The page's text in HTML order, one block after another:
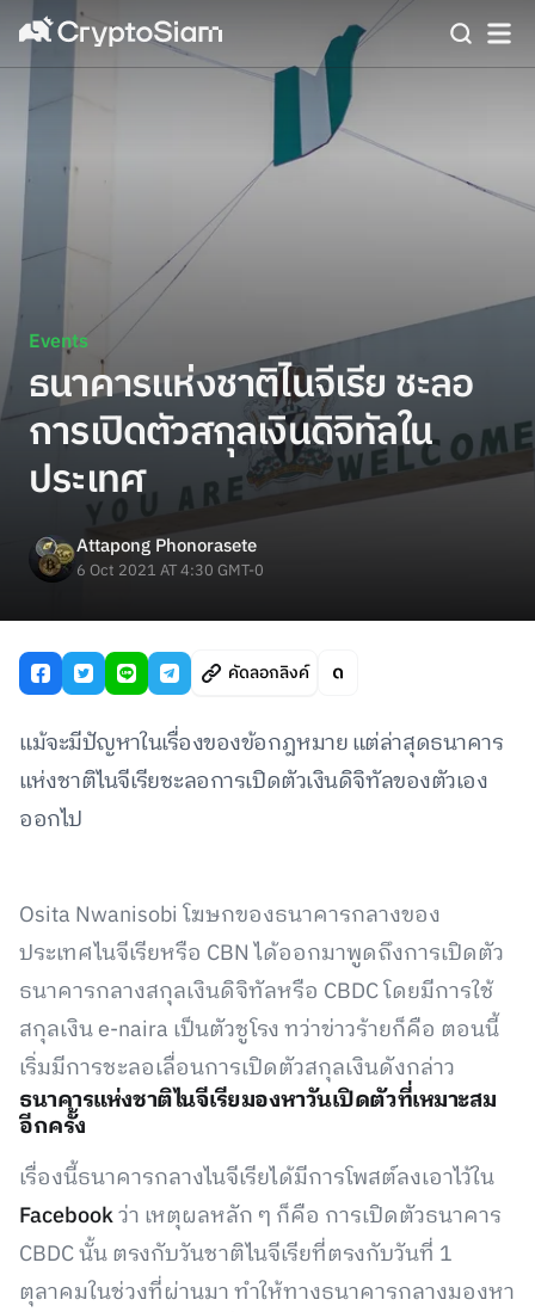
Events
ธนาคารแห่งชาติไนจีเรีย ชะลอ
การเปิดตัวสกุลเงินดิจิทัลใน
ประเทศ
Attapong Phonorasete
6 Oct 2021 AT 4:30 GMT-0
คัดลอกลิงค์
แม้จะมีปัญหาในเรื่องของข้อกฎหมาย แต่ล่าสุดธนาคาร
แห่งชาติไนจีเรียชะลอการเปิดตัวเงินดิจิทัลของตัวเอง
ออกไป
Osita Nwanisobi โฆษกของธนาคารกลางของ
ประเทศไนจีเรียหรือ CBN ได้ออกมาพูดถึงการเปิดตัว
ธนาคารกลางสกุลเงินดิจิทัลหรือ CBDC โดยมีการใช้
สกุลเงิน e-naira เป็นตัวชูโรง ทว่าข่าวร้ายก็คือ ตอนนี้
เริ่มมีการชะลอเลื่อนการเปิดตัวสกุลเงินดังกล่าว
ธนาคารแห่งชาติไนจีเรียมองหาวันเปิดตัวที่เหมาะสม
อีกครั้ง
เรื่องนี้ธนาคารกลางไนจีเรียได้มีการโพสต์ลงเอาไว้ใน
Facebookว่า เหตุผลหลัก ๆ ก็คือ การเปิดตัวธนาคาร
CBDC นั้น ตรงกับวันชาติไนจีเรียที่ตรงกับวันที่ 1
ตุลาคมในช่วงที่ผ่านมา ทำให้ทางธนาคารกลางมองหา